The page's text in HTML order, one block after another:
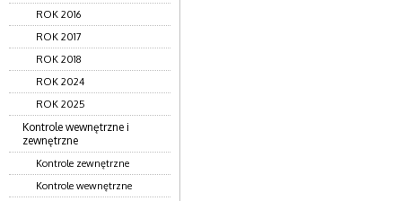
ROK 2016
ROK 2017
ROK 2018
ROK 2024
ROK 2025
Kontrole wewnętrzne i
zewnętrzne
Kontrole zewnętrzne
Kontrole wewnętrzne